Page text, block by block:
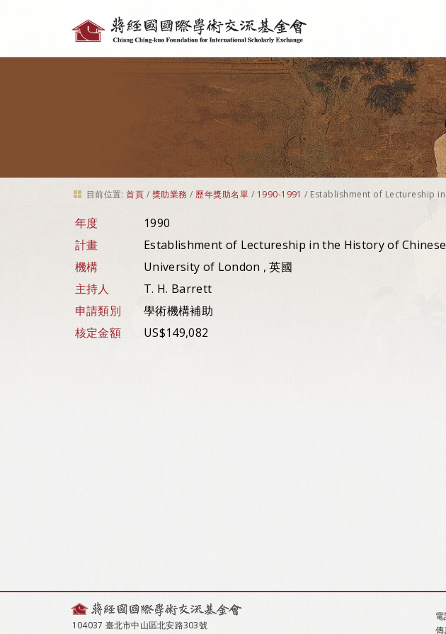
具
目前位置: 首頁 / 獎助業務 / 歷年獎助名單 / 1990-1991 / Establishment of Lectureship
年度
1990
計畫
Establishment of Lectureship in the History of
機構
University of London , 英國
主持人
T. H. Barrett
申請類別
學術機構補助
核定金額
US$149,082
104037 臺北市中山區北安路303號
傳